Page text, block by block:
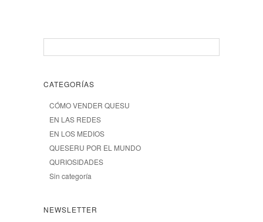
CATEGORÍAS
CÓMO VENDER QUESU
EN LAS REDES
EN LOS MEDIOS
QUESERU POR EL MUNDO
QURIOSIDADES
Sin categoría
NEWSLETTER